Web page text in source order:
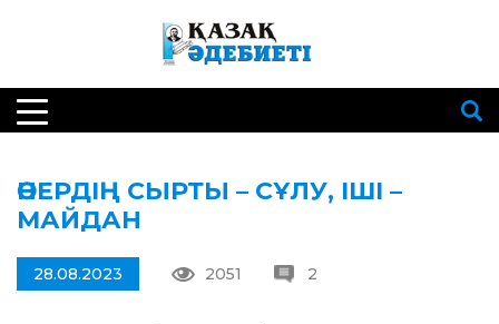
ӨНЕРДІҢ СЫРТЫ – СҰЛУ, ІШІ –
МАЙДАН
28.08.2023 2051 2